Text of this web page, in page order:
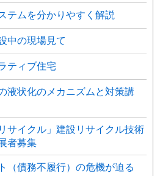
テムを分かりやすく解説
中の現場見て
ティブ住宅
液状化のメカニズムと対策講
サイクル」建設リサイクル技術
者募集
（債務不履行）の危機が迫る